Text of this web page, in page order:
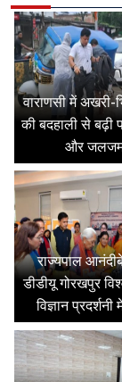
वाराणसी में अखरी-
की बदहाली से बढ़ी
और
राज्यपाल
डीडीयू गोरखपुर
विज्ञान प्रदर्शनी